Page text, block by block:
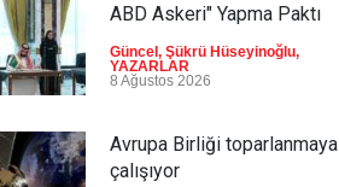
ABD Askeri" Yapma Paktı
Güncel , Şükrü Hüseyinoğlu,
YAZARLAR
8 Ağustos 2026
Avrupa Birliği toparlanmaya
çalışıyor